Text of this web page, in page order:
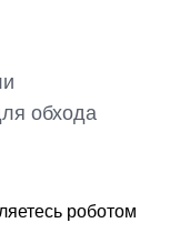
обхода
роботом